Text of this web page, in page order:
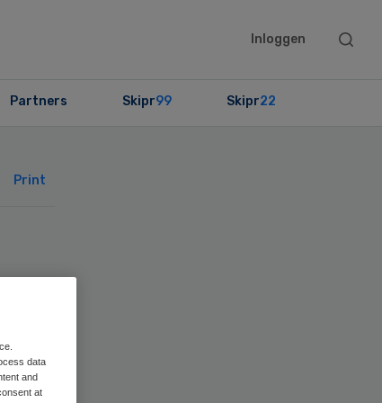
Inloggen
Search
Partners Skipr99 Skipr22
Print
data
and
at